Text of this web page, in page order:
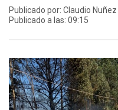
Publicado por: Claudio Nuñez |
Publicado a las: 09:15